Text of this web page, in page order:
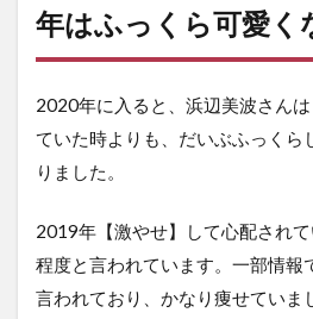
年はふっくら可愛く
2020年に入ると、浜辺美波さん
ていた時よりも、だいぶふっくら
りました。
2019年【激やせ】して心配され
程度と言われています。一部情報
言われており、かなり痩せていま